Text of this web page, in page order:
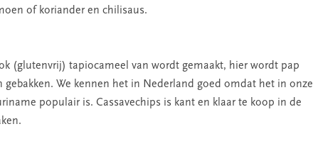
of koriander en chilisaus.
(glutenvrij) tapiocameel van wordt gemaakt, hier wordt pap
gebakken. We kennen het in Nederland goed omdat het in onze
populair is. Cassavechips is kant en klaar te koop in de